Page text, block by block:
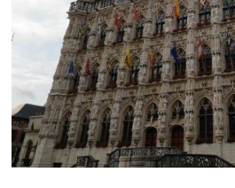
para
viajar
destinos
de
todo
el
mundo.